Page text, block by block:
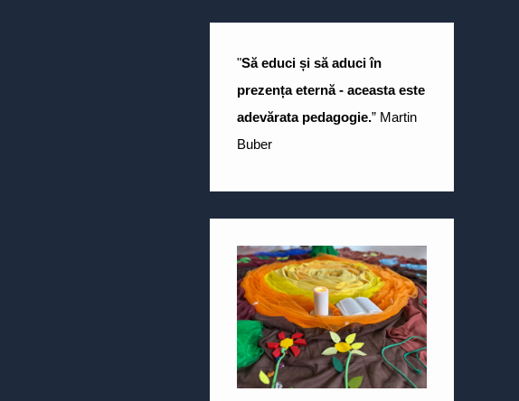
"Să educi și să aduci în
prezența eternă - aceasta este
adevărata pedagogie.” Martin
Buber